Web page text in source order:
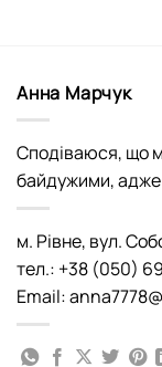
Анна Марчук
Сподіваюся, що
байдужими, адже
м. Рівне, вул.
тел.: +38 (050)
Email: